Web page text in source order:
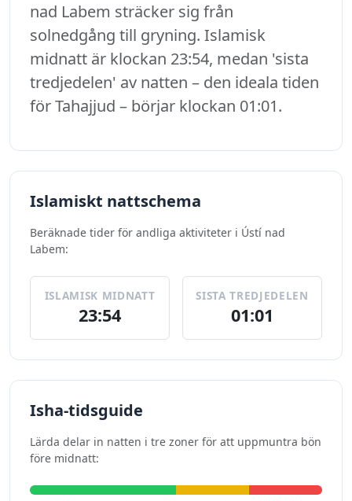
nad Labem sträcker sig från
solnedgång till gryning. Islamisk
midnatt är klockan 23:54, medan 'sista
tredjedelen' av natten – den ideala tiden
för Tahajjud – börjar klockan 01:01.
Islamiskt nattschema
Beräknade tider för andliga aktiviteter i Ústí nad
Labem:
ISLAMISK MIDNATT
23:54
SISTA TREDJEDELEN
01:01
Isha-tidsguide
Lärda delar in natten i tre zoner för att uppmuntra bön
före midnatt: